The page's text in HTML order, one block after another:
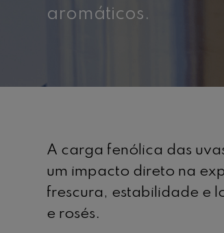
aromáticos.
A carga fenólica das
um impacto direto na
frescura, estabilidade e
e rosés.